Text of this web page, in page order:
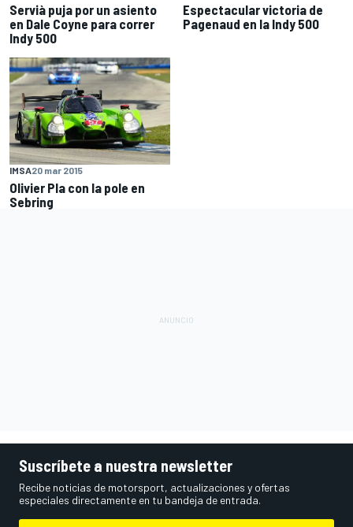
Servià puja por un asiento
en Dale Coyne para correr
Indy 500
Espectacular victoria de
Pagenaud en la Indy 500
IMSA20 mar 2015
Olivier Pla con la pole en
Sebring
Suscríbete a nuestra newsletter
Recibe noticias de motorsport, actualizaciones y ofertas
especiales directamente en tu bandeja de entrada.